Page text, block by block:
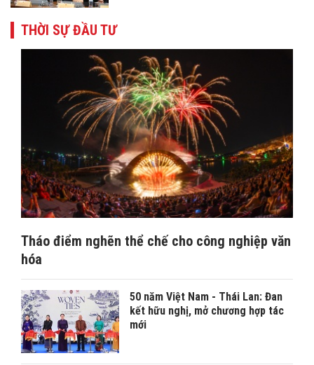
THỜI SỰ ĐẦU TƯ
Tháo điểm nghẽn thể chế cho công nghiệp văn
hóa
50 năm Việt Nam - Thái Lan: Đan
kết hữu nghị, mở chương hợp tác
mới